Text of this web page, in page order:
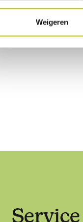
Weigeren
cm 2.1 kg
F80s | F65s | F65L |
F65s | F65L |
Service